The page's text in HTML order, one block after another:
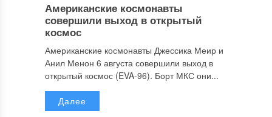
Американские космонавты
совершили выход в открытый
космос
Американские космонавты Джессика Меир и
Анил Менон 6 августа совершили выход в
открытый космос (EVA-96). Борт МКС они...
Далее